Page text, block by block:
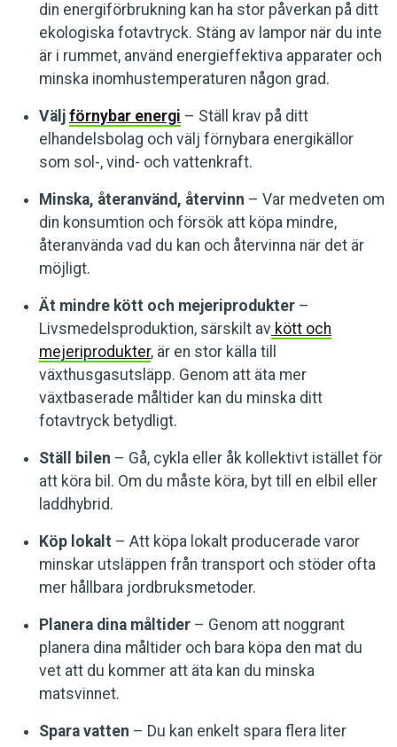
din energiförbrukning kan ha stor påverkan på ditt
ekologiska fotavtryck. Stäng av lampor när du inte
är i rummet, använd energieffektiva apparater och
minska inomhustemperaturen någon grad.
Välj förnybar energi – Ställ krav på ditt
elhandelsbolag och välj förnybara energikällor
som sol-, vind- och vattenkraft.
Minska, återanvänd, återvinn – Var medveten om
din konsumtion och försök att köpa mindre,
återanvända vad du kan och återvinna när det är
möjligt.
Ät mindre kött och mejeriprodukter –
Livsmedelsproduktion, särskilt av kött och
mejeriprodukter, är en stor källa till
växthusgasutsläpp. Genom att äta mer
växtbaserade måltider kan du minska ditt
fotavtryck betydligt.
Ställ bilen – Gå, cykla eller åk kollektivt istället för
att köra bil. Om du måste köra, byt till en elbil eller
laddhybrid.
Köp lokalt – Att köpa lokalt producerade varor
minskar utsläppen från transport och stöder ofta
mer hållbara jordbruksmetoder.
Planera dina måltider – Genom att noggrant
planera dina måltider och bara köpa den mat du
vet att du kommer att äta kan du minska
matsvinnet.
Spara vatten – Du kan enkelt spara flera liter